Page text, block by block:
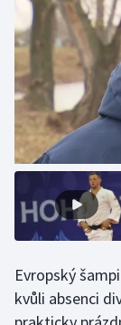
Plavání
Plážový
Ragby
Rychlostní
Sportovní
Evropský
kvůli absenci